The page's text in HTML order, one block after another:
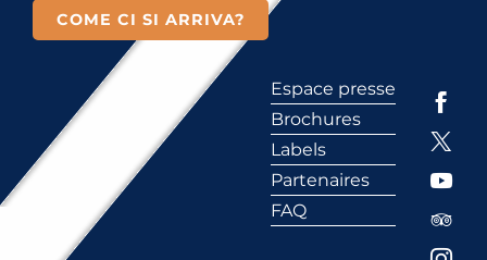
COME CI SI ARRIVA?
Espace presse
Brochures
Labels
Partenaires
FAQ